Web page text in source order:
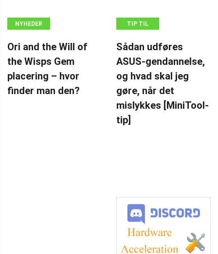
NYHEDER
Ori and the Will of
the Wisps Gem
placering – hvor
finder man den?
TIP TIL
Sådan udføres
ASUS-gendannelse,
og hvad skal jeg
gøre, når det
mislykkes [MiniTool-
tip]